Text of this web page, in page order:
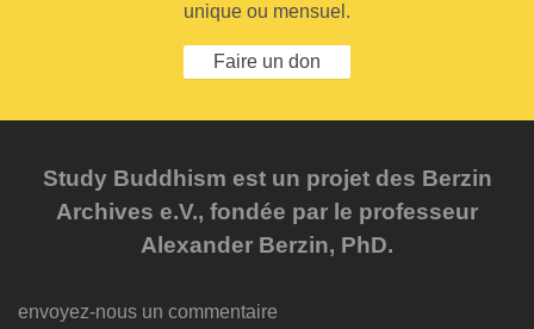
unique ou mensuel.
Faire un don
Study Buddhism est un projet des Berzin
Archives e.V., fondée par le professeur
Alexander Berzin, PhD.
envoyez-nous un commentaire